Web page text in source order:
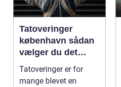
Tatoveringer
københavn sådan
vælger du det
rigtige studie
Tatoveringer er for
mange blevet en